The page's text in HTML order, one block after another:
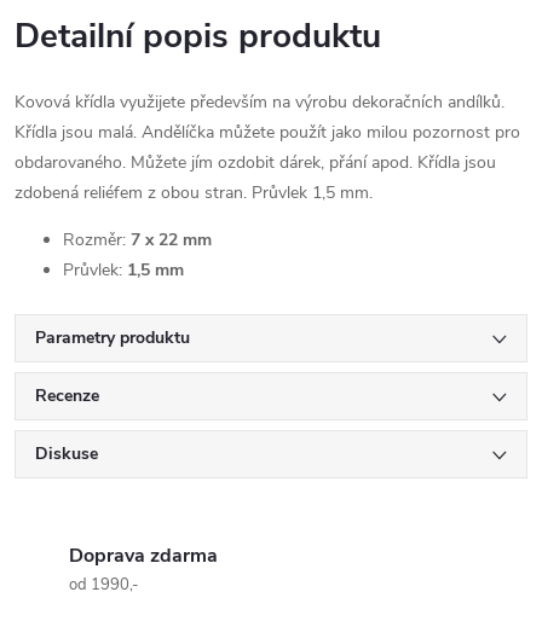
Detailní popis produktu
Kovová křídla využijete především na výrobu dekoračních andílků.
Křídla jsou malá. Andělíčka můžete použít jako milou pozornost pro
obdarovaného. Můžete jím ozdobit dárek, přání apod. Křídla jsou
zdobená reliéfem z obou stran. Průvlek 1,5 mm.
Rozměr: 7 x 22 mm
Průvlek: 1,5 mm
Parametry produktu
Recenze
Diskuse
Doprava zdarma
od 1990,-